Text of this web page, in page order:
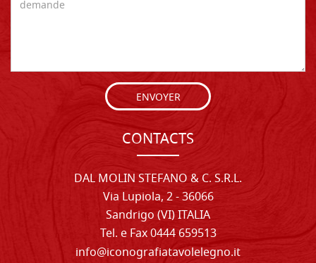
ENVOYER
CONTACTS
DAL MOLIN STEFANO & C. S.R.L.
Via Lupiola, 2 - 36066
Sandrigo (VI) ITALIA
Tel. e Fax 0444 659513
info@iconografiatavolelegno.it